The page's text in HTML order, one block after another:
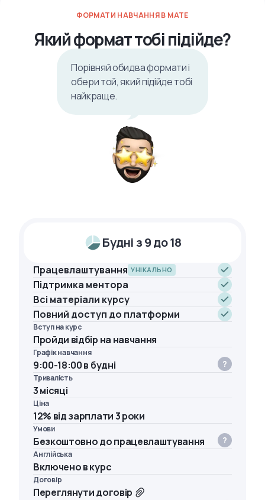
ФОРМАТИ НАВЧАННЯ В MATE
Який формат тобі підійде?
Порівняй обидва формати і
обери той, який підійде тобі
найкраще.
Будні з 9 до 18
Працевлаштування УНІКАЛЬНО
Підтримка ментора
Всі матеріали курсу
Повний доступ до платформи
Вступ на курс
Пройди відбір на навчання
Графік навчання
9:00-18:00 в будні
Тривалість
3 місяці
Ціна
12% від зарплати 3 роки
Умови
Безкоштовно до працевлаштування
Англійська
Включено в курс
Договір
Переглянути договір